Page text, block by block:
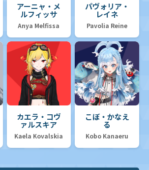
アーニャ・メ
ルフィッサ
Anya Melfissa
パヴォリア・
レイネ
Pavolia Reine
カエラ・コヴ
ァルスキア
Kaela Kovalskia
こぼ・かなえ
る
Kobo Kanaeru